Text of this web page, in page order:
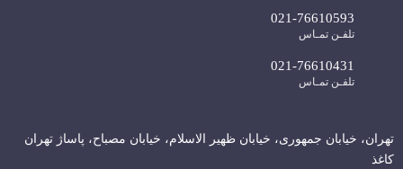
آن طراحی نمائید.
در صورتی که فایل آماده ندارید و نیاز به طراحی دارید، از طریق
خود را ثبت کنید.
محصولات مشابه
021-76610593
تلفـن تمـاس
021-76610431
تلفـن تمـاس
تهران، خیابان جمهوری، خیابان ظهیر الاسلام، خیابان مصباح، پاساژ تهران
کاغذ